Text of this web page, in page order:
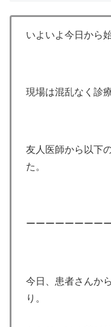
いよいよ今日から
現場は混乱なく診
友人医師から以下
た。
ーーーーーーーー
今日、患者さんか
り。